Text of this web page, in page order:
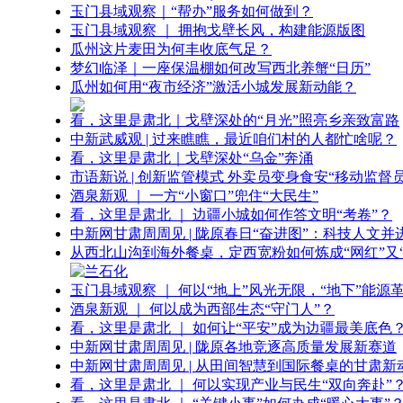
玉门县域观察｜“帮办”服务如何做到？
玉门县域观察 ｜ 拥抱戈壁长风，构建能源版图
瓜州这片麦田为何丰收底气足？
梦幻临泽｜一座保温棚如何改写西北养蟹“日历”
瓜州如何用“夜市经济”激活小城发展新动能？
看，这里是肃北｜戈壁深处的“月光”照亮乡亲致富路
中新武威观 | 过来瞧瞧，最近咱们村的人都忙啥呢？
看，这里是肃北｜戈壁深处“乌金”奔涌
市语新说 | 创新监管模式 外卖员变身食安“移动监督
酒泉新观 ｜ 一方“小窗口”兜住“大民生”
看，这里是肃北 ｜ 边疆小城如何作答文明“考卷”？
中新网甘肃周周见 | 陇原春日“奋进图”：科技人文并
从西北山沟到海外餐桌，定西宽粉如何炼成“网红”又
玉门县域观察 ｜ 何以“地上”风光无限，“地下”能源
酒泉新观 ｜ 何以成为西部生态“守门人”？
看，这里是肃北 ｜ 如何让“平安”成为边疆最美底色
中新网甘肃周周见 | 陇原各地竞逐高质量发展新赛道
中新网甘肃周周见 | 从田间智慧到国际餐桌的甘肃新
看，这里是肃北 ｜ 何以实现产业与民生“双向奔赴”